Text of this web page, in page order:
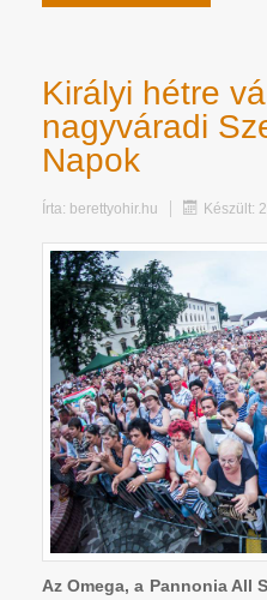
Királyi hétre
nagyváradi
Napok
Írta: berettyohir.hu Készült:
Az Omega, a Pannonia All